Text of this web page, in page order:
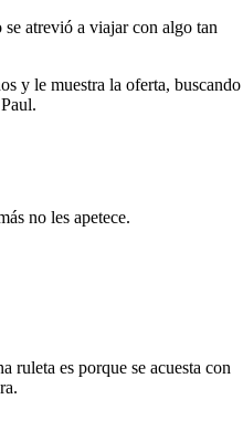
atrevió a viajar con algo tan
y le muestra la oferta, buscando
no les apetece.
ruleta es porque se acuesta con